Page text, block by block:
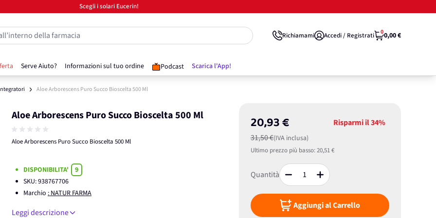
Scegli i solari Eucerin!
Serve Aiuto? Informazioni sul tuo ordine Podcast Scarica l'App!
della farmacia Richiamami Accedi / Registrati 00,00 €
Aloe Arborescens Puro Succo Bioscelta 500 Ml
Aloe Arborescens Puro Succo Bioscelta 500 Ml
Aloe Arborescens Puro Succo Bioscelta 500 Ml
20,93 €
31,50 €(IVA inclusa)
Risparmi il34%
Ultimo prezzo più basso:20,51 €
Quantità
Aggiungi al Carrello
DISPONIBILITA'
9
SKU:938767706
Marchio : NATUR FARMA
Leggi descrizione